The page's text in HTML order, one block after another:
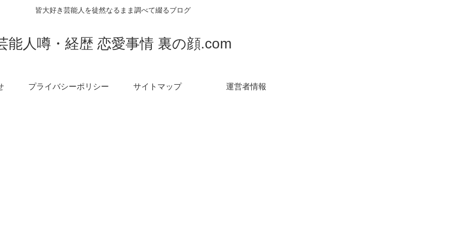
皆大好き芸能人を徒然なるまま調べて綴るブログ
能人噂・経歴 恋愛事情 裏の顔.com
プライバシーポリシー サイトマップ 運営者情報